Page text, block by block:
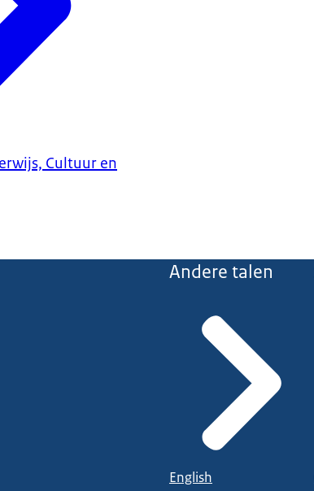
Cultuur en
Andere talen
English